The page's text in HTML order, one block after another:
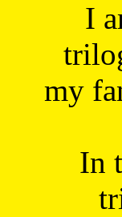
I
my
In